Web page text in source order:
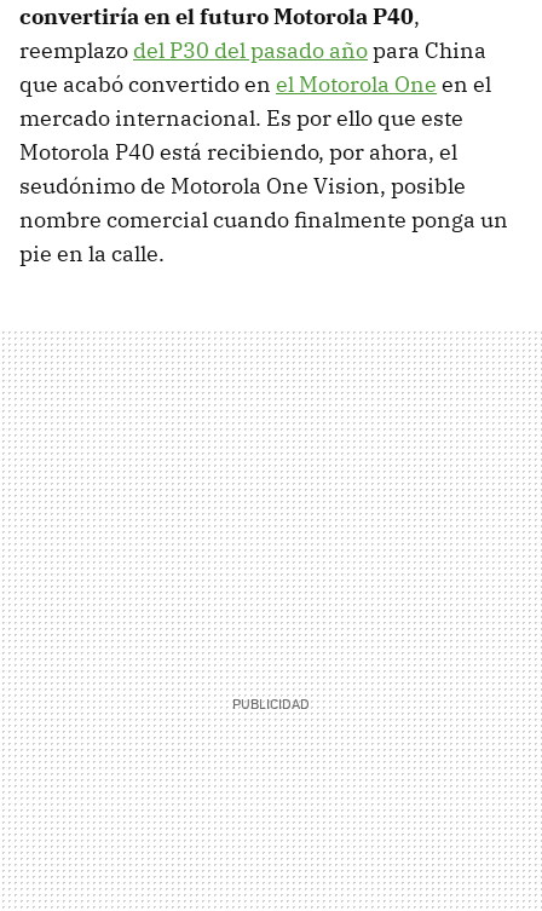
convertiría en el futuro Motorola P40,
reemplazo del P30 del pasado añopara China
que acabó convertido en el Motorola One en el
mercado internacional. Es por ello que este
Motorola P40 está recibiendo, por ahora, el
seudónimo de Motorola One Vision, posible
nombre comercial cuando finalmente ponga un
pie en la calle.